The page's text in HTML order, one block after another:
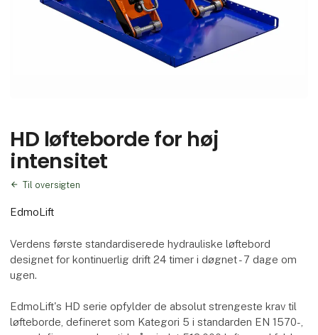
HD løfteborde for høj
intensitet
Til oversigten
EdmoLift
Verdens første standardiserede hydrauliske løftebord
designet for kontinuerlig drift 24 timer i døgnet - 7 dage om
ugen.
EdmoLift's HD serie opfylder de absolut strengeste krav til
løfteborde, defineret som Kategori 5 i standarden EN 1570-,